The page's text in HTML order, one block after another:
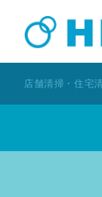
店舗清掃・住宅